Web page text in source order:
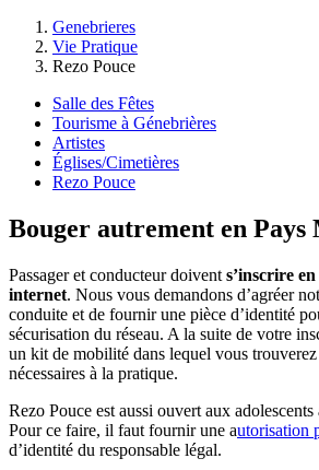
Genebrieres
Vie Pratique
Rezo Pouce
Salle des Fêtes
Tourisme à Génebrières
Artistes
Églises/Cimetières
Rezo Pouce
Bouger autrement en
Passager et conducteur doivent s’inscrire
internet. Nous vous demandons d’agréer
conduite et de fournir une pièce d’identité
sécurisation du réseau. A la suite de votre
un kit de mobilité dans lequel vous
nécessaires à la pratique.
Rezo Pouce est aussi ouvert aux adolescents
Pour ce faire, il faut fournir une autorisation
d’identité du responsable légal.